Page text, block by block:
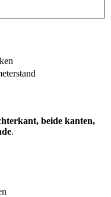
beide kanten,
.